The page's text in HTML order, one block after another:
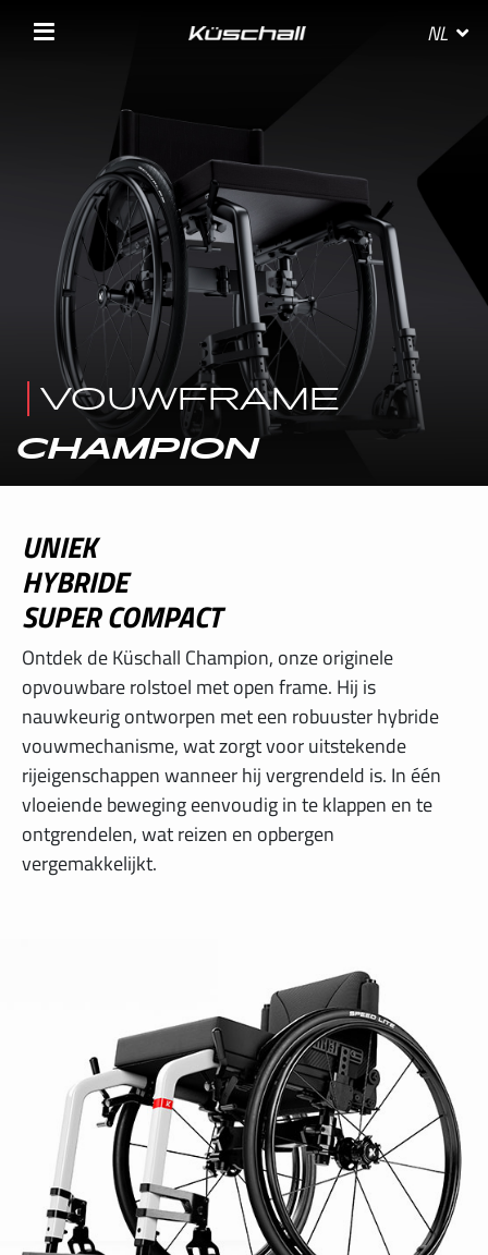
NL
VOUWFRAME
CHAMPION
UNIEK
HYBRIDE
SUPER COMPACT
Ontdek de Küschall Champion, onze originele
opvouwbare rolstoel met open frame. Hij is
nauwkeurig ontworpen met een robuuster hybride
vouwmechanisme, wat zorgt voor uitstekende
rijeigenschappen wanneer hij vergrendeld is. In één
vloeiende beweging eenvoudig in te klappen en te
ontgrendelen, wat reizen en opbergen
vergemakkelijkt.
SELECTEER JE LAND
BELGIE
BELGIQUE
DANMARK
DEUTSCHLAND
FRANCE
IRELAND
ITALY
NEDERLAND
PORTUGAL
SCHWEIZ
SVIZZERA
SWEDEN
UNITED KINGDOM